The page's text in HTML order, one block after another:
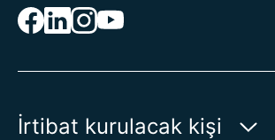
İrtibat kurulacak kişi